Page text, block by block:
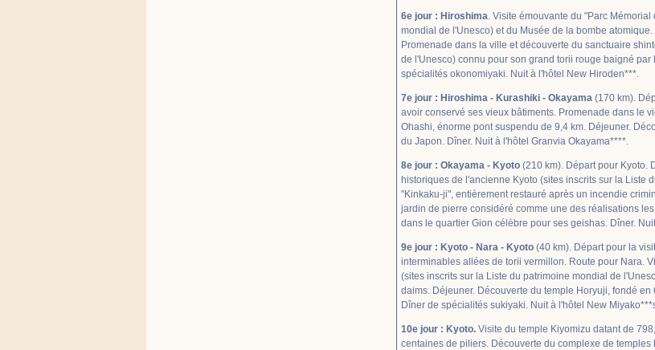
6e jour : Hiroshima. Visite émouvante du "Parc
mondial de l'Unesco) et du Musée de la bombe
Promenade dans la ville et découverte du sanctuaire
de l'Unesco) connu pour son grand torii rouge baigné
spécialités okonomiyaki. Nuit à l'hôtel New Hiroden***.
7e jour : Hiroshima - Kurashiki - Okayama (170 km).
avoir conservé ses vieux bâtiments. Promenade dans le
Ohashi, énorme pont suspendu de 9,4 km. Déjeuner.
du Japon. Dîner. Nuit à l'hôtel Granvia Okayama****.
8e jour : Okayama - Kyoto (210 km). Départ pour Kyoto.
historiques de l'ancienne Kyoto (sites inscrits sur la Liste
"Kinkaku-ji", entièrement restauré après un incendie
jardin de pierre considéré comme une des réalisations
dans le quartier Gion célèbre pour ses geishas. Dîner.
9e jour : Kyoto - Nara - Kyoto (40 km). Départ pour la
interminables allées de torii vermillon. Route pour Nara.
(sites inscrits sur la Liste du patrimoine mondial de
daims. Déjeuner. Découverte du temple Horyuji, fondé
Dîner de spécialités sukiyaki. Nuit à l'hôtel New
10e jour : Kyoto. Visite du temple Kiyomizu datant de
centaines de piliers. Découverte du complexe de